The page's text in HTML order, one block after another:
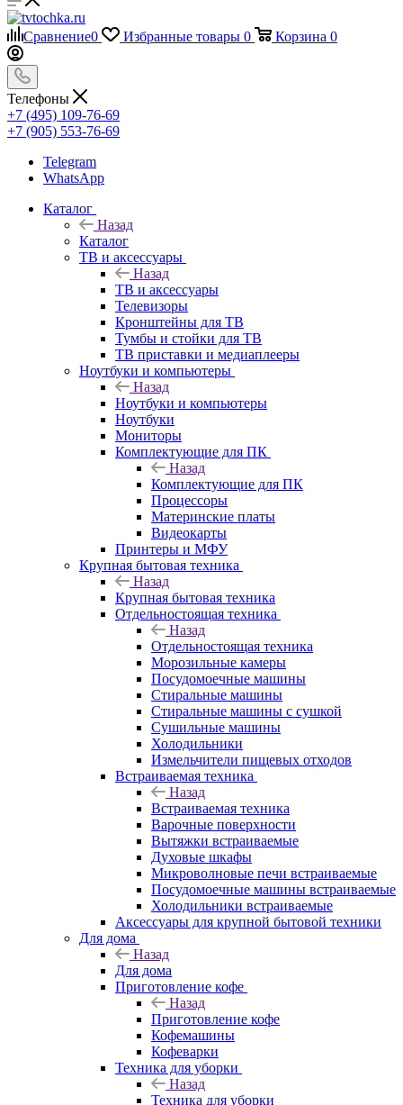
Сравнение0 Избранные товары 0 Корзина 0
Телефоны
+7 (495) 109-76-69
+7 (905) 553-76-69
Telegram
WhatsApp
Каталог
Назад
Каталог
ТВ и аксессуары
Назад
ТВ и аксессуары
Телевизоры
Кронштейны для ТВ
Тумбы и стойки для ТВ
ТВ приставки и медиаплееры
Ноутбуки и компьютеры
Назад
Ноутбуки и компьютеры
Ноутбуки
Мониторы
Комплектующие для ПК
Назад
Комплектующие для ПК
Процессоры
Материнские платы
Видеокарты
Принтеры и МФУ
Крупная бытовая техника
Назад
Крупная бытовая техника
Отдельностоящая техника
Назад
Отдельностоящая техника
Морозильные камеры
Посудомоечные машины
Стиральные машины
Стиральные машины с сушкой
Сушильные машины
Холодильники
Измельчители пищевых отходов
Встраиваемая техника
Назад
Встраиваемая техника
Варочные поверхности
Вытяжки встраиваемые
Духовые шкафы
Микроволновые печи встраиваемые
Посудомоечные машины встраиваемые
Холодильники встраиваемые
Аксессуары для крупной бытовой техники
Для дома
Назад
Для дома
Приготовление кофе
Назад
Приготовление кофе
Кофемашины
Кофеварки
Техника для уборки
Назад
Техника для уборки